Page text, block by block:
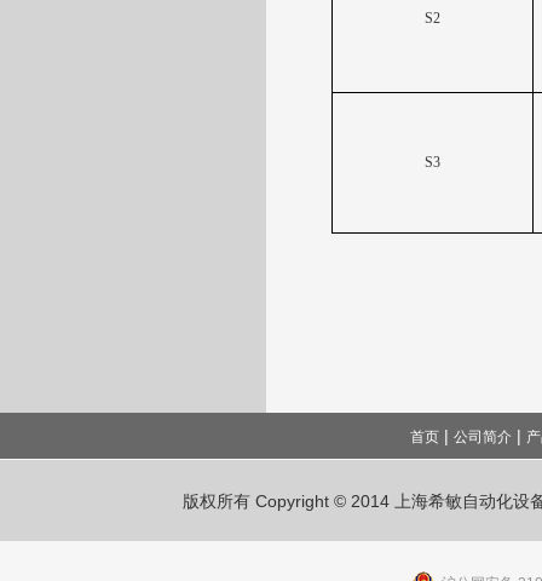
S2
S3
首页 | 公司简介 |
版权所有 Copyright © 2014 上海希敏自动化设